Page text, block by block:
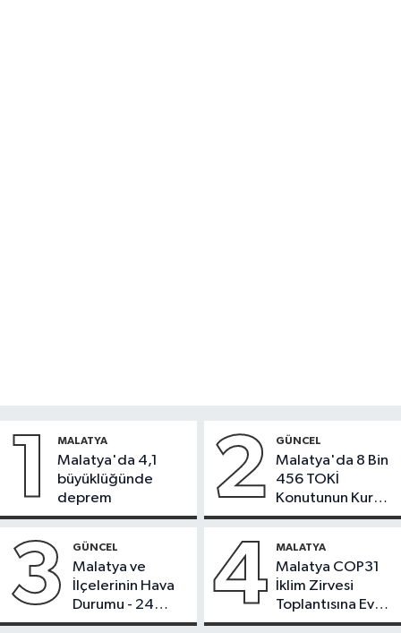
1 MALATYA
Malatya'da 4,1
büyüklüğünde
deprem
2 GÜNCEL
Malatya'da 8 Bin
456 TOKİ
Konutunun Kurası
Bugün Çekiliyor
3 GÜNCEL
Malatya ve
İlçelerinin Hava
Durumu - 24
Temmuz 2026
4 MALATYA
Malatya COP31
İklim Zirvesi
Toplantısına Ev
Sahipliği Yaptı